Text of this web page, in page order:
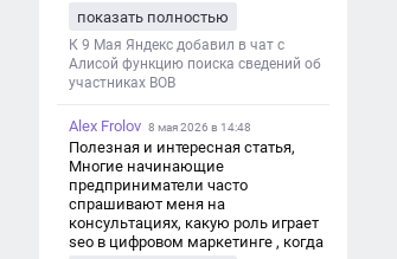
дезинформации
показать полностью
К 9 Мая Яндекс добавил в чат с
Алисой функцию поиска сведений об
участниках ВОВ
Alex Frolov 8 мая 2026 в 14:48
Полезная и интересная статья,
Многие начинающие
предприниматели часто
спрашивают меня на
консультациях, какую роль играет
seo в цифровом маркетинге , когда